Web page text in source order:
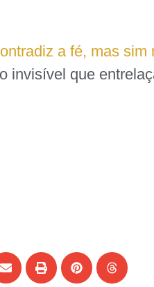
a fé, mas
invisível que